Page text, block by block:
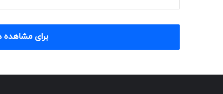
برای مشاهده